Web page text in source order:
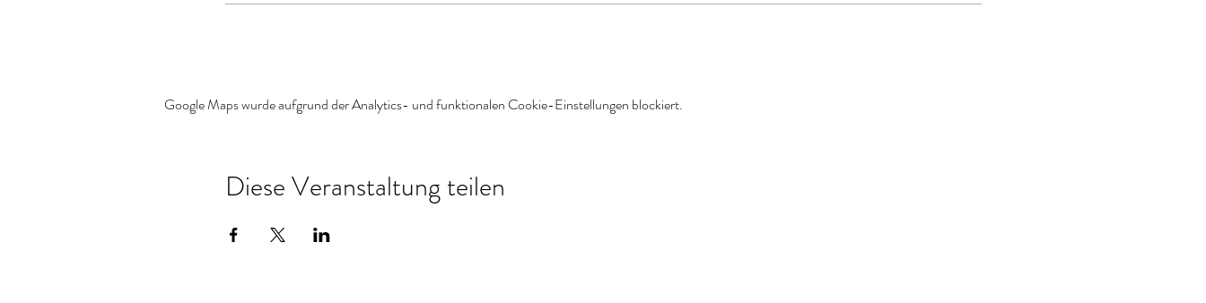
Google Maps wurde aufgrund der Analytics- und funktionalen Cookie-Einstellungen blockiert.
Diese Veranstaltung teilen